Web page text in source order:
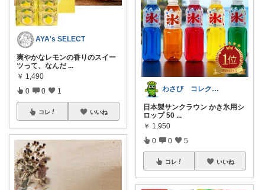
AYA's SELECT
爽やかなレモンの香りのスイー
ツって、なんだ ...
￥ 1,490
0 0 1
コレ いいね
わさび コレクションもご利用ください
日本製サンクラウン かき氷用シ
ロップ 50 ...
￥ 1,950
0 0 5
コレ いいね